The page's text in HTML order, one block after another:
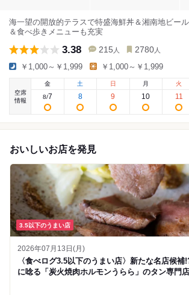
海一望の開放的テラスで特盛海鮮丼＆湘南地ビー
＆食べ歩きメニューも充実
3.38 215 人 2780 人
￥1,000～￥1,999 ￥1,000～￥1,999
空席
情報
金
8/7
土
8
日
9
月
10
火
11
おいしいお店を発見
3.5以下のうまい店
2026年07月13日(月)
〈食べログ3.5以下のうまい店〉新たな名店候
に唸る「炭火焼肉ホルモンうらら」のタン専門店